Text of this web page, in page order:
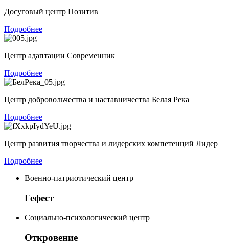
Досуговый центр Позитив
Подробнее
Центр адаптации Современник
Подробнее
Центр добровольчества и наставничества Белая Река
Подробнее
Центр развития творчества и лидерских компетенций Лидер
Подробнее
Военно-патриотический центр
Гефест
Социально-психологический центр
Откровение